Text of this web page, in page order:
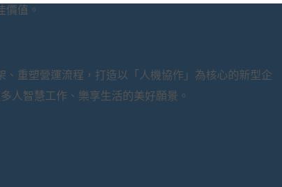
價值 。
、重塑營運流程，打造以 「人機協作」 為核心的新型企
人智慧工作、 樂享生活的美好願景。